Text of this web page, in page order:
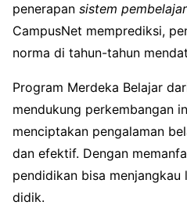
penerapan sistem
CampusNet memprediksi,
norma di tahun-tahun
Program Merdeka Belajar
mendukung perkembangan
menciptakan pengalaman
dan efektif. Dengan
pendidikan bisa
didik.